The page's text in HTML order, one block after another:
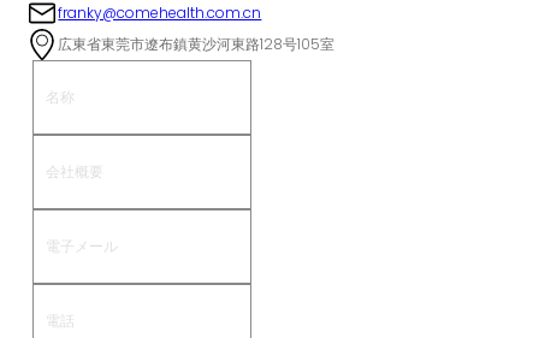
franky@comehealth.com.cn
広東省東莞市遼布鎮黄沙河東路128号105室